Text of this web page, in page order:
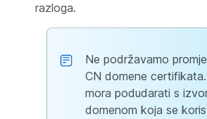
razloga.
Ne podržavamo
CN domene
mora podudarati s
domenom koja se